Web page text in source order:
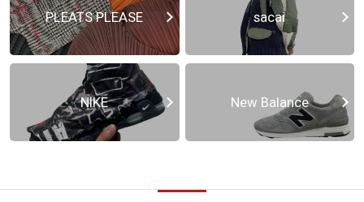
PLEATS PLEASE sacai
NIKE New Balance